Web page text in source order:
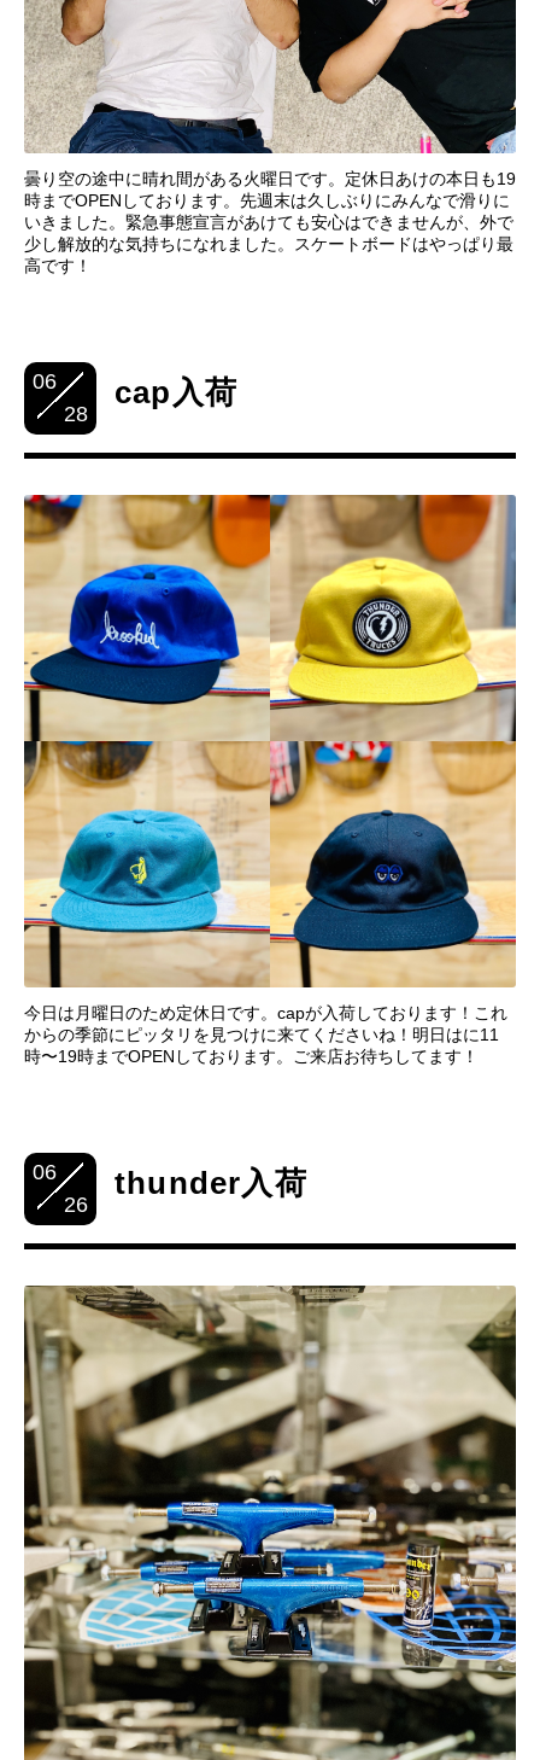
曇り空の途中に晴れ間がある火曜日です。定休日あけの本日も19
時までOPENしております。先週末は久しぶりにみんなで滑りに
いきました。緊急事態宣言があけても安心はできませんが、外で
少し解放的な気持ちになれました。スケートボードはやっぱり最
高です！
06
28
cap入荷
今日は月曜日のため定休日です。capが入荷しております！これ
からの季節にピッタリを見つけに来てくださいね！明日はに11
時〜19時までOPENしております。ご来店お待ちしてます！
06
26
thunder入荷